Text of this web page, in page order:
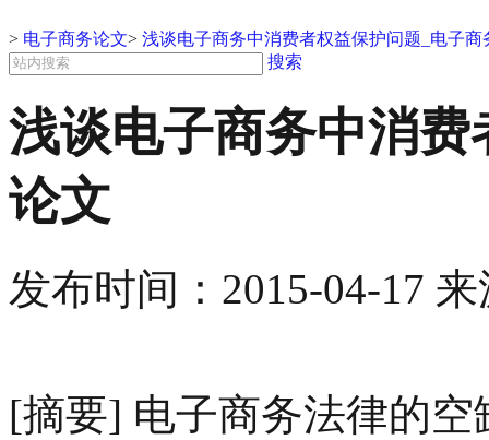
> 电子商务论文> 浅谈电子商务中消费者权益保护问题_电子商
搜索
浅谈电子商务中消
论文
发布时间： 2015-04-17 来
[摘要] 电子商务法律的